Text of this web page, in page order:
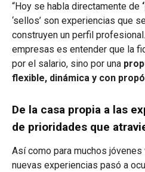
“Hoy se habla directamente de
‘sellos’ son experiencias que
construyen un perfil
empresas es entender que la
por el salario, sino por una
flexible, dinámica y con
De la casa propia a las
de prioridades que
Así como para muchos
nuevas experiencias pasó a